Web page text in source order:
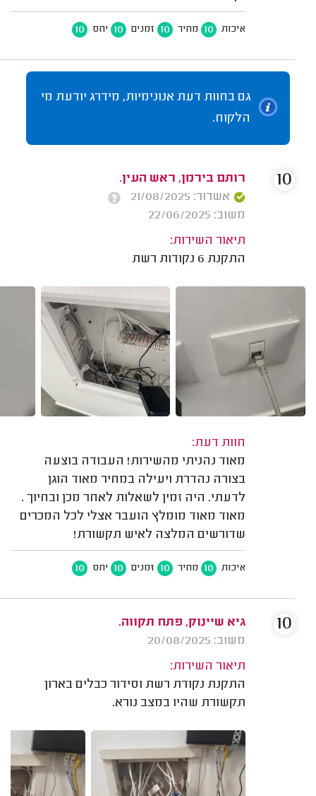
איכות 10 מחיר 10 זמנים 10 יחס 10
גם בחוות דעת אנונימיות, מידרג יודעת מי
הלקוח.
רותם בירמן, ראש העין.
אשרור: 21/08/2025
משוב: 22/06/2025
תיאור השירות:
התקנת 6 נקודות רשת
חוות דעת:
מאוד נהניתי מהשירות! העבודה בוצעה
בצורה נהדרת ויעילה במחיר מאוד הוגן
לדעתי. היה זמין לשאלות לאחר מכן ובחיוך .
מאוד מאוד מומלץ הועבר אצלי לכל המכרים
שדורשים המלצה לאיש תקשורת!
איכות 10 מחיר 10 זמנים 10 יחס 10
10
גיא שיינוק, פתח תקווה.
משוב: 20/08/2025
תיאור השירות:
התקנת נקודת רשת וסידור כבלים בארון
תקשורת שהיו במצב נורא.
10